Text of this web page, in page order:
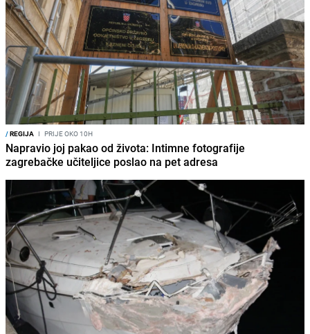
/REGIJA I PRIJE OKO 10H
Napravio joj pakao od života: Intimne fotografije
zagrebačke učiteljice poslao na pet adresa